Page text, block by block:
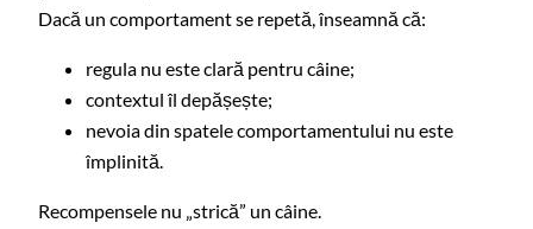
Dacă un comportament se repetă, înseamnă că:
regula nu este clară pentru câine;
contextul îl depășește;
nevoia din spatele comportamentului nu este
împlinită.
Recompensele nu „strică” un câine.